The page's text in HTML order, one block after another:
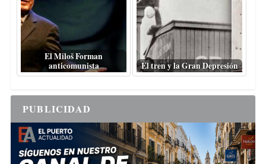
El Miloš Forman
anticomunista
El tren y la Gran Depresión
PUBLICIDAD